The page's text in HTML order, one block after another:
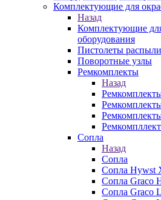
Комплектующие для
Назад
Комплектующие
оборудования
Пистолеты
Поворотные узлы
Ремкомплекты
Назад
Сопла
Назад
Сопла
Сопла Hywst
Сопла Graco
Сопла Graco